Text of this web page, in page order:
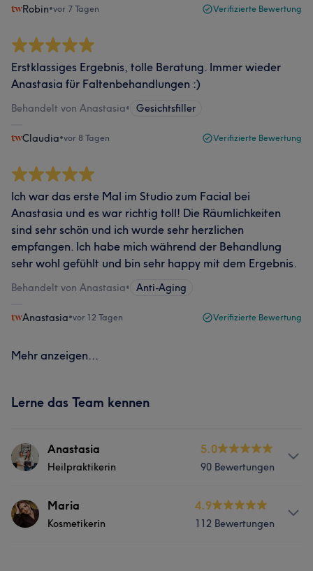
Robin•vor 7 Tagen Verifizierte Bewertung
Erstklassiges Ergebnis, tolle Beratung. Immer wieder
Anastasia für Faltenbehandlungen :)
Behandelt von Anastasia• Gesichtsfiller
Claudia•vor 8 Tagen Verifizierte Bewertung
Ich war das erste Mal im Studio zum Facial bei
Anastasia und es war richtig toll! Die Räumlichkeiten
sind sehr schön und ich wurde sehr herzlichen
empfangen. Ich habe mich während der Behandlung
sehr wohl gefühlt und bin sehr happy mit dem Ergebnis.
Behandelt von Anastasia• Anti-Aging
Anastasia•vor 12 Tagen Verifizierte Bewertung
Mehr anzeigen...
Lerne das Team kennen
Anastasia
Heilpraktikerin
5.0
90 Bewertungen
ServicesMaria
Kosmetikerin
4.9
112 Bewertungen